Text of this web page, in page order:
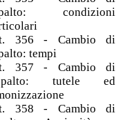
condizioni
356 - Cambio di
tempi
357 - Cambio di
tutele ed
358 - Cambio di